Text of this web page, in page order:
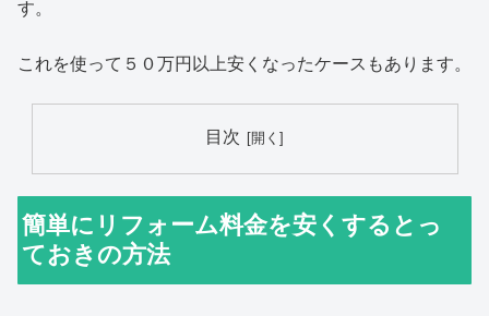
す。
これを使って５０万円以上安くなったケースもあります。
目次
簡単にリフォーム料金を安くするとっ
ておきの方法